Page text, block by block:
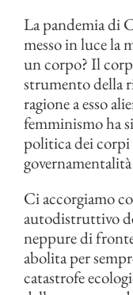
La pandemia di
messo in luce la
un corpo? Il
strumento della
ragione a esso
femminismo ha
politica dei
Ci accorgiamo
autodistruttivo
neppure di
abolita per
catastrofe